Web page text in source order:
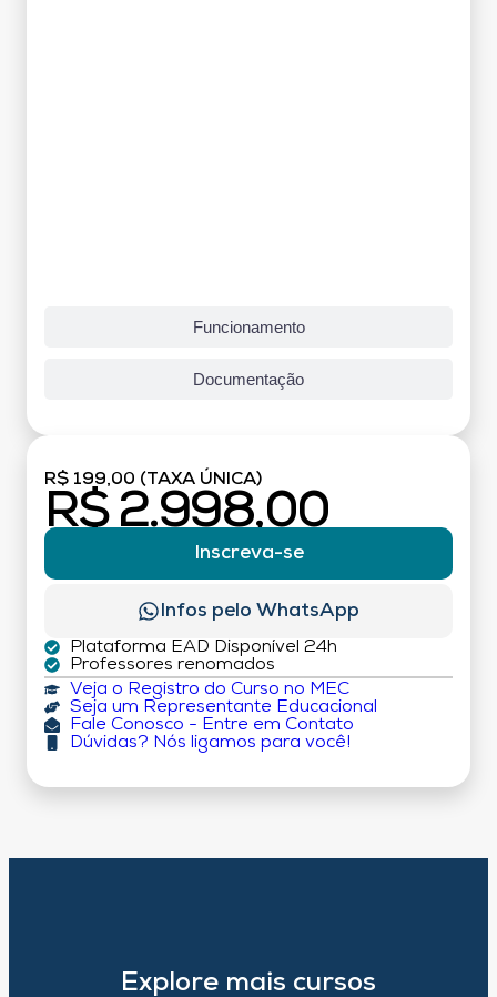
Funcionamento
Documentação
R$ 199,00 (TAXA ÚNICA)
R$ 2.998,00
Inscreva-se
Infos pelo WhatsApp
Plataforma EAD Disponível 24h
Professores renomados
Veja o Registro do Curso no MEC
Seja um Representante Educacional
Fale Conosco - Entre em Contato
Dúvidas? Nós ligamos para você!
Explore mais cursos